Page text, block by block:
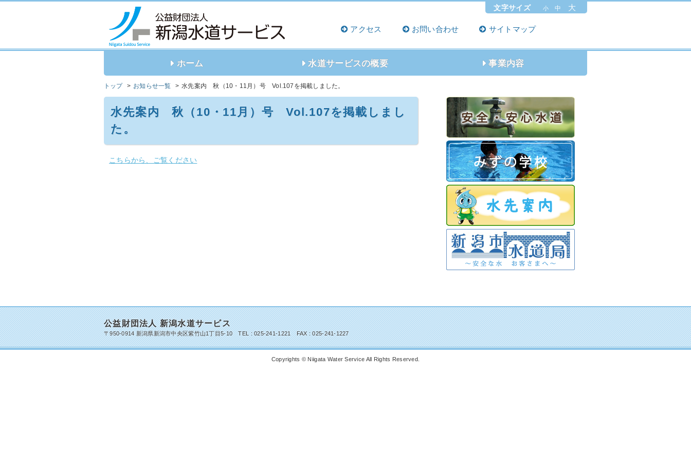
文字サイズ 小 中 大
アクセス お問い合わせ サイトマップ
ホーム 水道サービスの概要 事業内容
トップ お知らせ一覧 水先案内 秋（10・11月）号 Vol.107を掲載しました。
水先案内 秋（10・11月）号 Vol.107を掲載しまし
た。
こちらから、ご覧ください
公益財団法人 新潟水道サービス
〒950-0914 新潟県新潟市中央区紫竹山1丁目5-10 TEL : 025-241-1221 FAX : 025-241-1227
Copyrights © Niigata Water Service All Rights Reserved.